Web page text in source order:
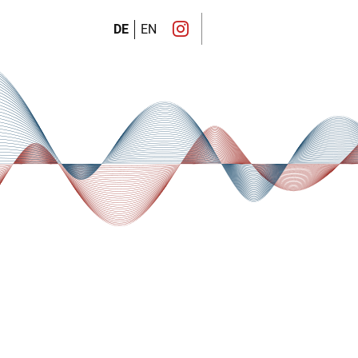
DE EN